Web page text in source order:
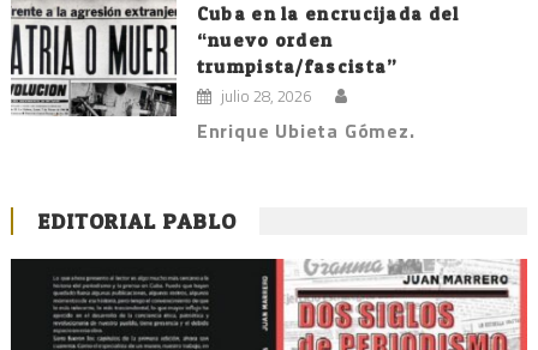
Cuba en la encrucijada del
“nuevo orden
trumpista/fascista”
julio 28, 2026
Enrique Ubieta Gómez.
EDITORIAL PABLO